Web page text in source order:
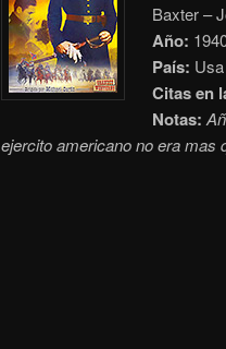
Baxter –
Año:
País: Usa
Citas en
Notas:
ejercito americano no era mas